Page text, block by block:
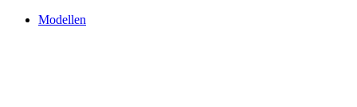
Modellen